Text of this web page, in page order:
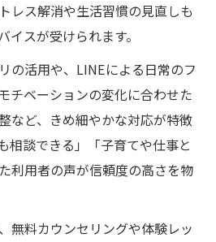
レス解消や生活習慣の見直しも
スが受けられます。
の活用や、LINEによる日常のフ
チベーションの変化に合わせた
など、きめ細やかな対応が特徴
相談できる」「子育てや仕事と
利用者の声が信頼度の高さを物
無料カウンセリングや体験レッ